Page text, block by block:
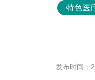
特色医
发布时间：